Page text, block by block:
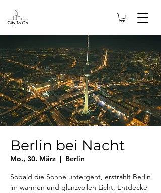
Berlin bei Nacht
Mo., 30. März
Berlin
Sobald die Sonne untergeht, erstrahlt Berlin
im warmen und glanzvollen Licht. Entdecke